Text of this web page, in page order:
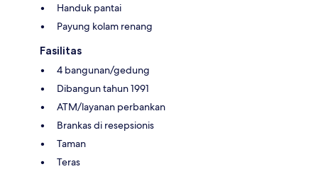
Handuk pantai
Payung kolam renang
Fasilitas
4 bangunan/gedung
Dibangun tahun 1991
ATM/layanan perbankan
Brankas di resepsionis
Taman
Teras